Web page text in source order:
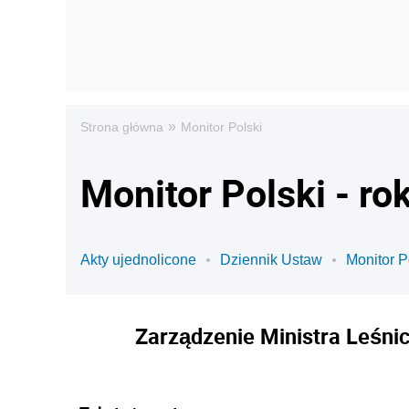
Strona główna » Monitor Polski
Monitor Polski -
Akty ujednolicone Dziennik Ustaw Monitor
Zarządzenie Ministra